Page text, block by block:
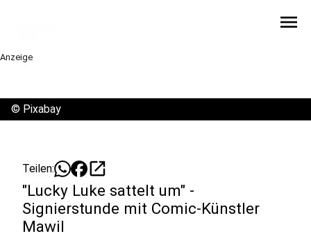
menu
Anzeige
© Pixabay
Teilen: open_in_new
"Lucky Luke sattelt um" -
Signierstunde mit Comic-Künstler
Mawil